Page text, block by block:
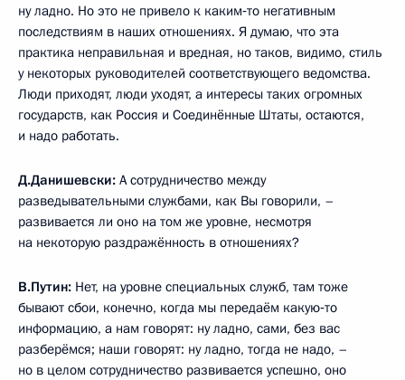
ну ладно. Но это не привело к каким‑то негативным
последствиям в наших отношениях. Я думаю, что эта
практика неправильная и вредная, но таков, видимо, стиль
у некоторых руководителей соответствующего ведомства.
Люди приходят, люди уходят, а интересы таких огромных
государств, как Россия и Соединённые Штаты, остаются,
и надо работать.
Д.Данишевски: А сотрудничество между
разведывательными службами, как Вы говорили, –
развивается ли оно на том же уровне, несмотря
на некоторую раздражённость в отношениях?
В.Путин: Нет, на уровне специальных служб, там тоже
бывают сбои, конечно, когда мы передаём какую‑то
информацию, а нам говорят: ну ладно, сами, без вас
разберёмся; наши говорят: ну ладно, тогда не надо, –
но в целом сотрудничество развивается успешно, оно